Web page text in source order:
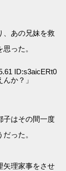
、あの兄妹を救
った。
ID:s3aicERt0
か？」
子はその間一度
った。
矢理家事をさせ